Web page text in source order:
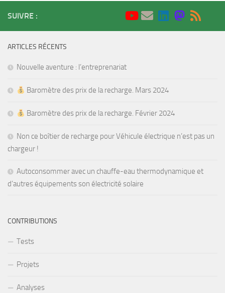
SUIVRE :
ARTICLES RÉCENTS
Nouvelle aventure : l’entreprenariat
Baromètre des prix de la recharge. Mars 2024
Baromètre des prix de la recharge. Février 2024
Non ce boîtier de recharge pour Véhicule électrique n’est pas un
chargeur !
Autoconsommer avec un chauffe-eau thermodynamique et
d’autres équipements son électricité solaire
CONTRIBUTIONS
Tests
Projets
Analyses